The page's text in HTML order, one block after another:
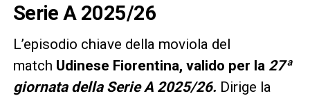
Serie A 2025/26
L’episodio chiave della moviola del
match Udinese Fiorentina, valido per la 27ª
giornata della Serie A 2025/26. Dirige la